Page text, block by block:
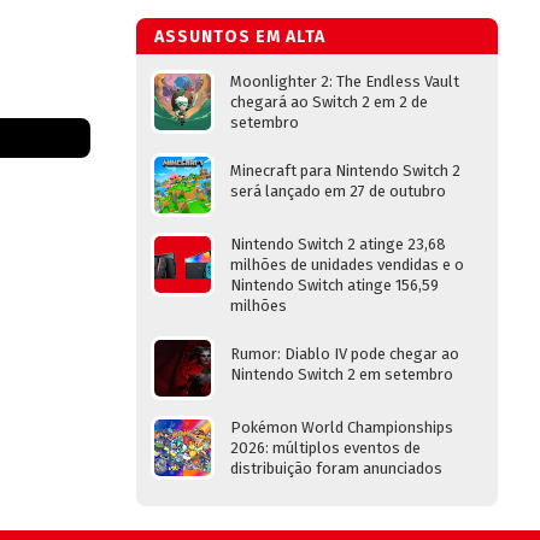
ASSUNTOS EM ALTA
Moonlighter 2: The Endless Vault
chegará ao Switch 2 em 2 de
setembro
Minecraft para Nintendo Switch 2
será lançado em 27 de outubro
Nintendo Switch 2 atinge 23,68
milhões de unidades vendidas e o
Nintendo Switch atinge 156,59
milhões
Rumor: Diablo IV pode chegar ao
Nintendo Switch 2 em setembro
Pokémon World Championships
2026: múltiplos eventos de
distribuição foram anunciados